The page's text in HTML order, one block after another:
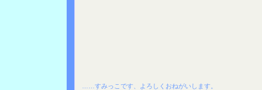
……すみっこです、よろしくおねがいします。